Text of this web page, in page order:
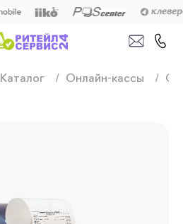
Продажа,
Каталог Онлайн-кассы